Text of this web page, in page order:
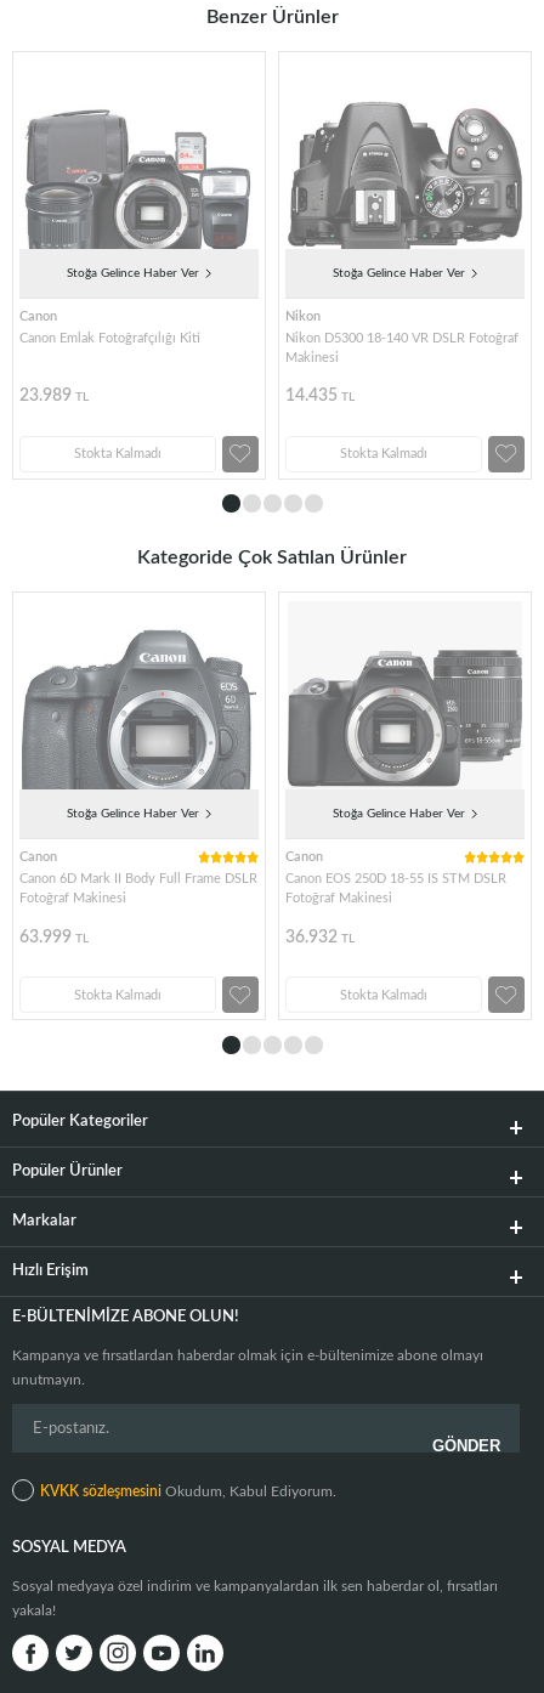
Benzer Ürünler
Stoğa Gelince Haber Ver
Canon
Canon Emlak Fotoğrafçılığı Kiti
23.989 TL
Stokta Kalmadı
Stoğa Gelince Haber Ver
Nikon
Nikon D5300 18-140 VR DSLR Fotoğraf
Makinesi
14.435 TL
Stokta Kalmadı
Kategoride Çok Satılan Ürünler
Stoğa Gelince Haber Ver
Canon
Canon 6D Mark II Body Full Frame DSLR
Fotoğraf Makinesi
63.999 TL
Stokta Kalmadı
Stoğa Gelince Haber Ver
Canon
Canon EOS 250D 18-55 IS STM DSLR
Fotoğraf Makinesi
36.932 TL
Stokta Kalmadı
Popüler Kategoriler
Popüler Ürünler
Markalar
Hızlı Erişim
E-BÜLTENIMIZE ABONE OLUN!
Kampanya ve fırsatlardan haberdar olmak için e-bültenimize abone olmayı
unutmayın.
KVKK sözleşmesini Okudum, Kabul Ediyorum.
SOSYAL MEDYA
Sosyal medyaya özel indirim ve kampanyalardan ilk sen haberdar ol, fırsatları
yakala!